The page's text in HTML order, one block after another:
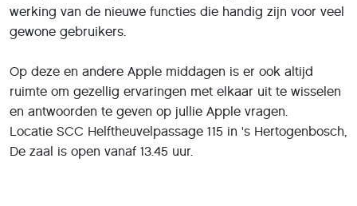
werking van de nieuwe functies die handig zijn voor veel
gewone gebruikers.
Op deze en andere Apple middagen is er ook altijd
ruimte om gezellig ervaringen met elkaar uit te wisselen
en antwoorden te geven op jullie Apple vragen.
Locatie SCC Helftheuvelpassage 115 in 's Hertogenbosch,
De zaal is open vanaf 13.45 uur.